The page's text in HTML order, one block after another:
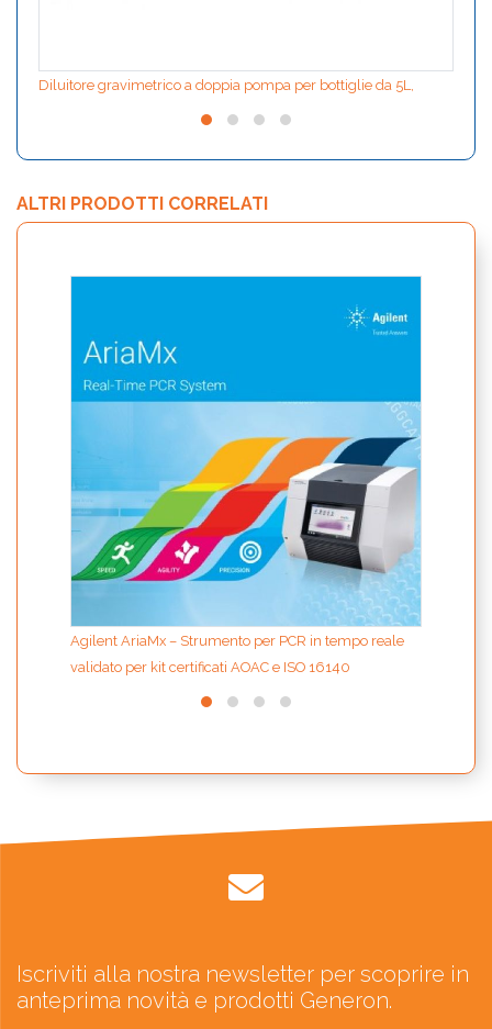
Diluitore gravimetrico a doppia pompa per bottiglie da 5L,
ALTRI PRODOTTI CORRELATI
Agilent AriaMx – Strumento per PCR in tempo reale
validato per kit certificati AOAC e ISO 16140
Iscriviti alla nostra newsletter per scoprire in
anteprima novità e prodotti Generon.